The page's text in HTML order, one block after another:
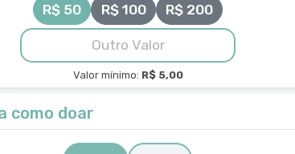
R$ 50 R$ 100 R$ 200
Valor mínimo: R$ 5,00
como doar